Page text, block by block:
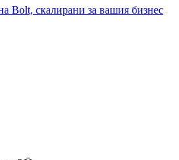
Bolt, скалирани за вашия бизнес